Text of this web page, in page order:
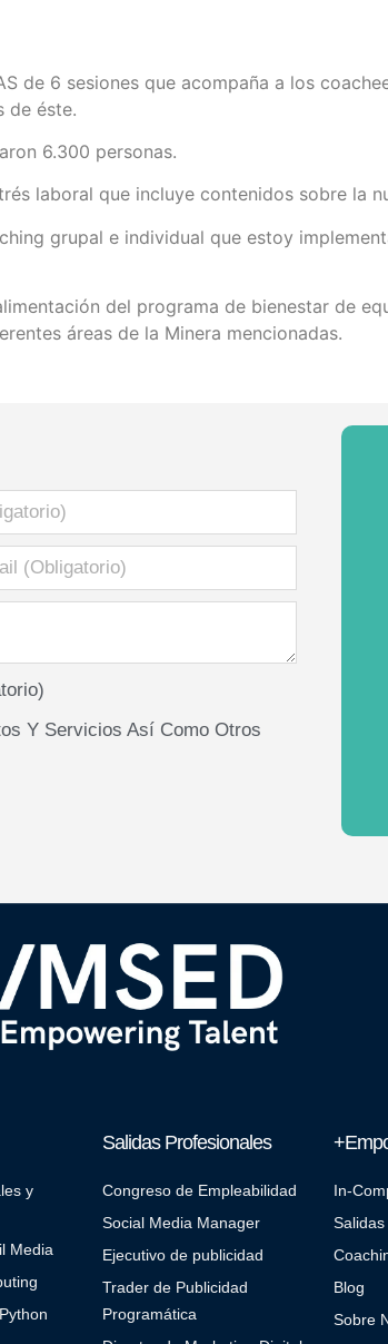
de 6 sesiones que acompaña a los
de éste.
6.300 personas.
laboral que incluye contenidos sobre la
grupal e individual que estoy
del programa de bienestar de
áreas de la Minera mencionadas.
Y Servicios Así Como Otros
y
Media
Salidas Profesionales
Congreso de Empleabilidad
Social Media Manager
Ejecutivo de publicidad
Trader de Publicidad
Programática
In-
Blog
Sobre